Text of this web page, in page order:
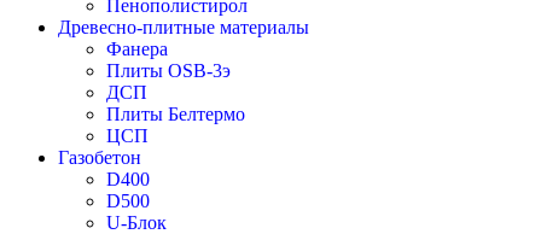
Пенополистирол
Древесно-плитные материалы
Фанера
Плиты OSB-3э
ДСП
Плиты Белтермо
ЦСП
Газобетон
D400
D500
U-Блок